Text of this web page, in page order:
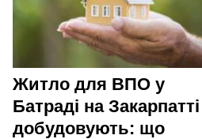
Житло для ВПО у
Батраді на Закарпатті
добудовують: що